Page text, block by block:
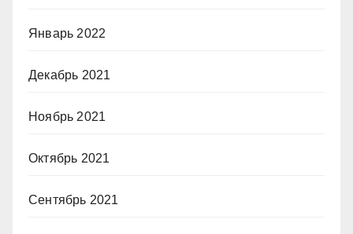
Январь 2022
Декабрь 2021
Ноябрь 2021
Октябрь 2021
Сентябрь 2021